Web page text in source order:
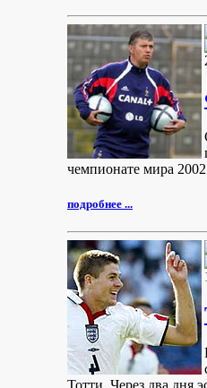
чемпионате мира
подробнее ...